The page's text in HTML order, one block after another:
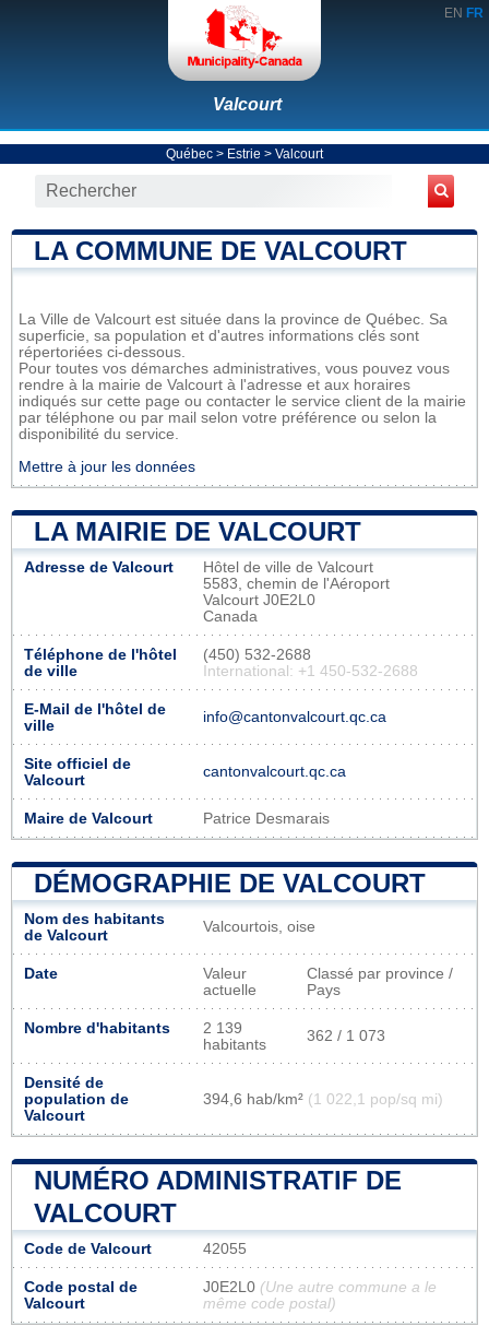
EN FR
Valcourt
Québec > Estrie > Valcourt
LA COMMUNE DE VALCOURT
La Ville de Valcourt est située dans la province de Québec. Sa
superficie, sa population et d'autres informations clés sont
répertoriées ci-dessous.
Pour toutes vos démarches administratives, vous pouvez vous
rendre à la mairie de Valcourt à l'adresse et aux horaires
indiqués sur cette page ou contacter le service client de la mairie
par téléphone ou par mail selon votre préférence ou selon la
disponibilité du service.
Mettre à jour les données
LA MAIRIE DE VALCOURT
Adresse de Valcourt
Hôtel de ville de Valcourt
5583, chemin de l'Aéroport
Valcourt J0E2L0
Canada
Téléphone de l'hôtel
de ville
(450) 532-2688
International: +1 450-532-2688
E-Mail de l'hôtel de
ville
info@cantonvalcourt.qc.ca
Site officiel de
Valcourt
cantonvalcourt.qc.ca
Maire de Valcourt Patrice Desmarais
DÉMOGRAPHIE DE VALCOURT
Nom des habitants
de Valcourt
Valcourtois, oise
Date
Valeur
actuelle
Classé par province /
Pays
Nombre d'habitants
2 139
habitants
362 / 1 073
Densité de
population de
Valcourt
394,6 hab/km² (1 022,1 pop/sq mi)
NUMÉRO ADMINISTRATIF DE
VALCOURT
Code de Valcourt 42055
Code postal de
Valcourt
J0E2L0 (Une autre commune a le
même code postal)